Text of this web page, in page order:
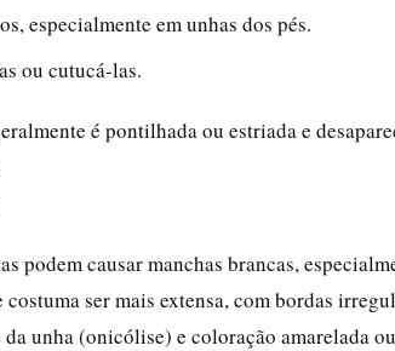
especialmente em unhas dos pés.
ou cutucá-las.
é pontilhada ou estriada e
podem causar manchas brancas,
ser mais extensa, com bordas
unha (onicólise) e coloração amarelada